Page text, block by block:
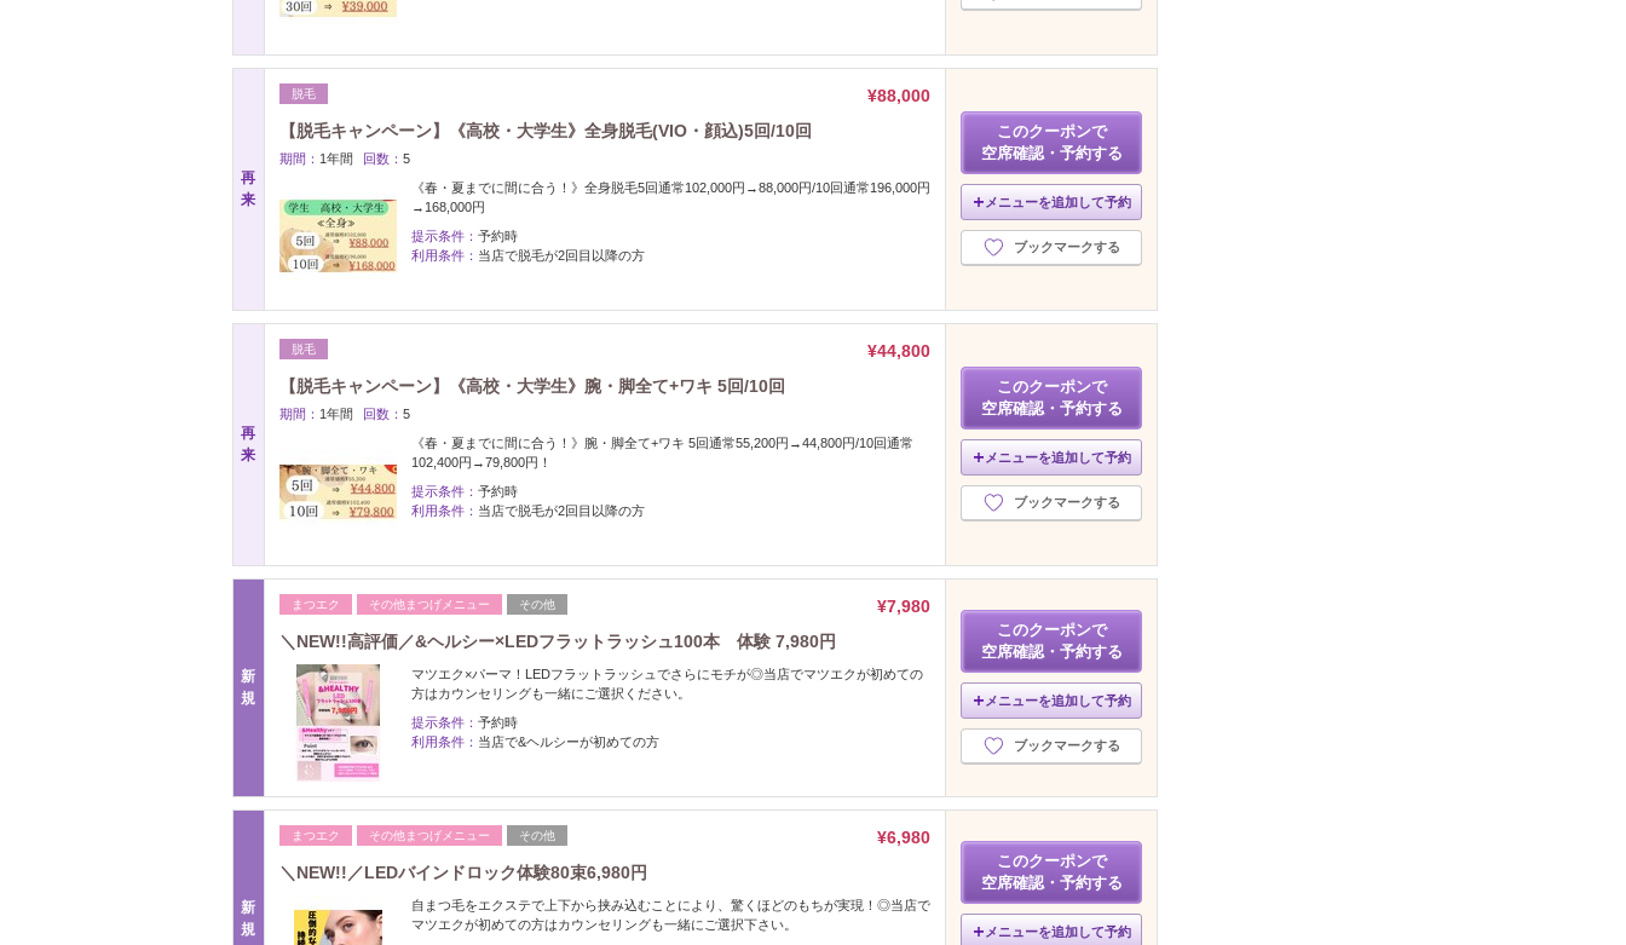
再
来
脱毛
¥88,000
【脱毛キャンペーン】《高校・大学生》全身脱毛(VIO・顔込)5回/10回
期間： 1年間 回数： 5
《春・夏までに間に合う！》全身脱毛5回通常102,000円→88,000円/10回通常196,000円
→168,000円
提示条件： 予約時
利用条件： 当店で脱毛が2回目以降の方
このクーポンで
空席確認・予約する
メニューを追加して予約
ブックマークする
再
来
脱毛
¥44,800
【脱毛キャンペーン】《高校・大学生》腕・脚全て+ワキ 5回/10回
期間： 1年間 回数： 5
《春・夏までに間に合う！》腕・脚全て+ワキ 5回通常55,200円→44,800円/10回通常
102,400円→79,800円！
提示条件： 予約時
利用条件： 当店で脱毛が2回目以降の方
このクーポンで
空席確認・予約する
メニューを追加して予約
ブックマークする
新
規
まつエク その他まつげメニュー その他
¥7,980
＼NEW!!高評価／&ヘルシー×LEDフラットラッシュ100本 体験 7,980円
マツエク×パーマ！LEDフラットラッシュでさらにモチが◎当店でマツエクが初めての
方はカウンセリングも一緒にご選択ください。
提示条件： 予約時
利用条件： 当店で&ヘルシーが初めての方
このクーポンで
空席確認・予約する
メニューを追加して予約
ブックマークする
新
規
まつエク その他まつげメニュー その他
¥6,980
＼NEW!!／LEDバインドロック体験80束6,980円
自まつ毛をエクステで上下から挟み込むことにより、驚くほどのもちが実現！◎当店で
マツエクが初めての方はカウンセリングも一緒にご選択下さい。
このクーポンで
空席確認・予約する
メニューを追加して予約